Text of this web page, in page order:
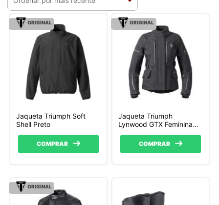
ORIGINAL
Jaqueta Triumph Soft
Shell Preto
COMPRAR
ORIGINAL
Jaqueta Triumph
Lynwood GTX Feminina
COMPRAR
ORIGINAL